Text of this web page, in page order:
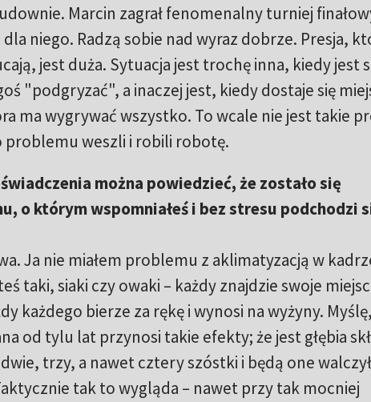
Marcin zagrał fenomenalny turniej
dla niego. Radzą sobie nad wyraz dobrze. Presja,
jest duża. Sytuacja jest trochę inna, kiedy jest
"podgryzać", a inaczej jest, kiedy dostaje się
ma wygrywać wszystko. To wcale nie jest takie
problemu weszli i robili robotę.
można powiedzieć, że zostało się
o którym wspomniałeś i bez stresu podchodzi
Ja nie miałem problemu z aklimatyzacją w
taki, siaki czy owaki – każdy znajdzie swoje
każdego bierze za rękę i wynosi na wyżyny.
od tylu lat przynosi takie efekty; że jest głębia
trzy, a nawet cztery szóstki i będą one
tak to wygląda – nawet przy tak mocniej